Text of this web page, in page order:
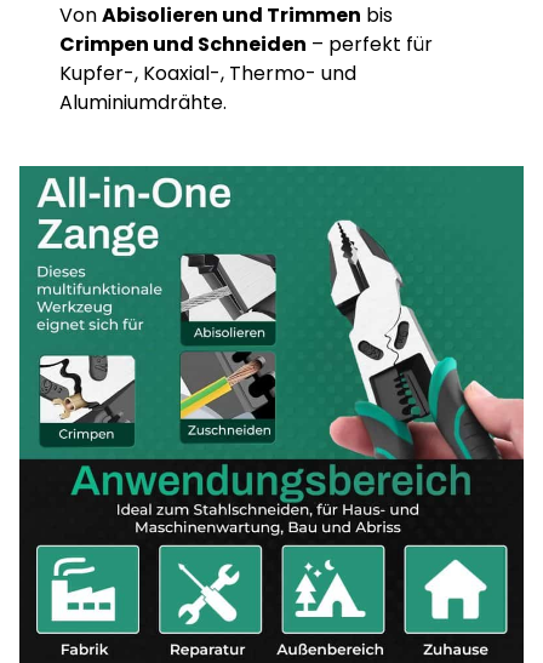
VonAbisolieren und Trimmen bis
Crimpen und Schneiden – perfekt für
Kupfer-, Koaxial-, Thermo- und
Aluminiumdrähte.